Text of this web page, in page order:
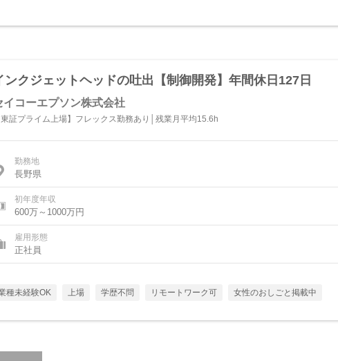
ンクジェットヘッドの吐出【制御開発】年間休日127日
イコーエプソン株式会社
東証プライム上場】フレックス勤務あり│残業月平均15.6h
勤務地
長野県
初年度年収
600万～1000万円
雇用形態
正社員
種未経験OK 上場 学歴不問 リモートワーク可 女性のおしごと掲載中